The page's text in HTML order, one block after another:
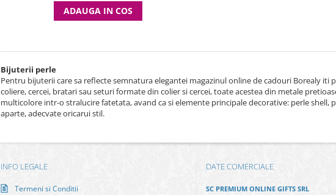
ADAUGA IN COS
Bijuterii perle
Pentru bijuterii care sa reflecte semnatura elegantei magazinul online de cadouri Borealy iti
coliere, cercei, bratari sau seturi formate din colier si cercei, toate acestea din metale
multicolore intr-o stralucire fatetata, avand ca si elemente principale decorative: perle
aparte, adecvate oricarui stil.
INFO LEGALE
Termeni si Conditii
DATE COMERCIALE
SC PREMIUM ONLINE GIFTS SRL